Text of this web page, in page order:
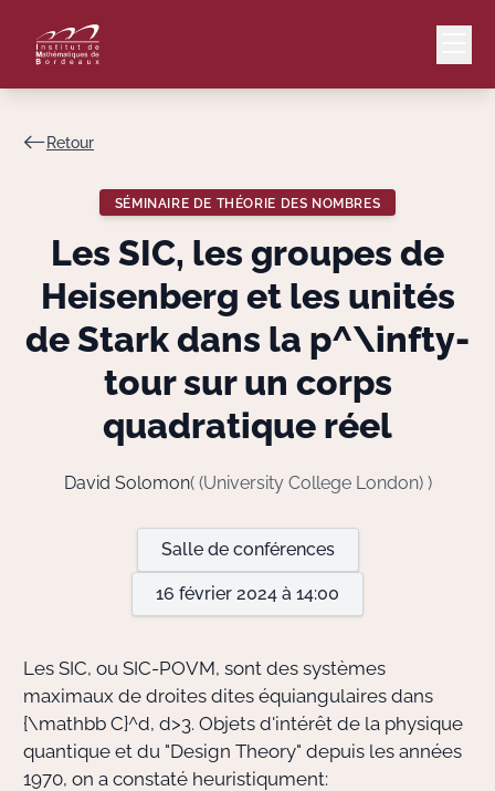
Lang
Le Laboratoire
Recherche
Valorisation
Bibliothèque
Informatique
Retour
SÉMINAIRE DE THÉORIE DES NOMBRES
Les SIC, les groupes de
Heisenberg et les unités
de Stark dans la p^\infty-
tour sur un corps
quadratique réel
David Solomon( (University College London) )
Salle de conférences
16 février 2024 à 14:00
Les SIC, ou SIC-POVM, sont des systèmes
maximaux de droites dites équiangulaires dans
{\mathbb C}^d, d>3. Objets d'intérêt de la physique
quantique et du "Design Theory" depuis les années
1970, on a constaté heuristiqument: